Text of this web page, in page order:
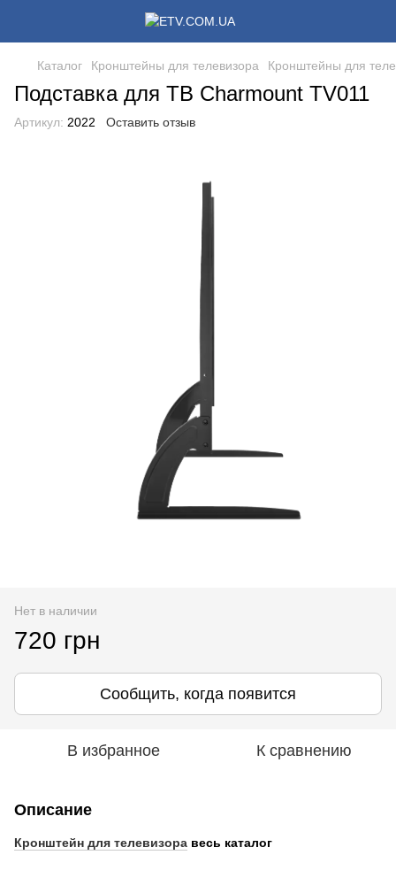
Каталог Кронштейны для телевизора Кронштейны для
Подставка для ТВ Charmount TV011
Артикул: 2022 Оставить отзыв
Нет в наличии
720 грн
Сообщить, когда появится
В избранное К сравнению
Описание
Кронштейн для телевизора весь каталог